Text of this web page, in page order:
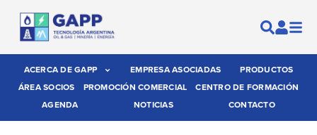
ACERCA DE GAPP EMPRESA ASOCIADAS
PRODUCTOS
ÁREA SOCIOS
PROMOCIÓN COMERCIAL
CENTRO DE FORMACIÓN
AGENDA
NOTICIAS CONTACTO